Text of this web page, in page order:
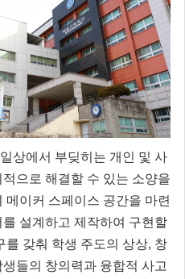
상에서 부딪히는 개인 및 사
으로 해결할 수 있는 소양을
이커 스페이스 공간을 마련
설계하고 제작하여 구현할
를 갖춰 학생 주도의 상상, 창
들의 창의력과 융합적 사고